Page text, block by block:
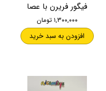
فیگور فریرن با عصا
۱,۳۰۰,۰۰۰ تومان
افزودن به سبد خرید